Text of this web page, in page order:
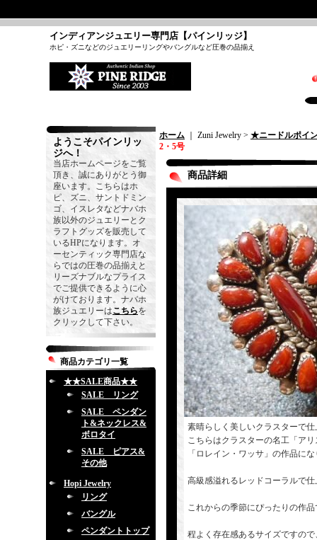
インディアンジュエリー専門店【パインリッジ】
ホピ・ズニなどのジュエリーリングやバングルなど圧巻の品揃え
ようこそパインリッ
ジへ！
当店ホームページをご覧
頂き、誠にありがとう御
座います。こちらはホ
ピ、ズニ、サントドミン
ゴ、イスレタなどナバホ
族以外のジュエリーとク
ラフトグッズを販売して
いるHPになります。オ
ーセンティック専門店な
らではの圧巻の品揃えと
リーズナブルなプライス
でご提供できるように心
がけております。ナバホ
族ジュエリーはこちらを
クリックして下さい。
商品カテゴリ一覧
★★SALE商品★★
SALE リング
SALE ペンダン
ト&ネックレス&
ボロタイ
SALE ピアス&
その他
Hopi Jewelry
リング
バングル
ペンダントトップ
ホーム ｜ Zuni Jewelry > ★ニードルポイ
2・5号
商品詳細
素晴らしく美しいクラスターで
こちらはクラスターの名工「ア
「ロレイン・ワッサ」の作品に
高級感溢れるレッドコーラルで
これからの季節にぴったりの作
程よく存在感あるサイズですの